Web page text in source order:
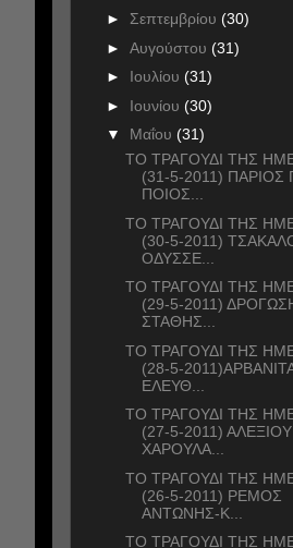
► Σεπτεμβρίου (30)
► Αυγούστου (31)
► Ιουλίου (31)
► Ιουνίου (30)
▼ Μαΐου (31)
ΤΟ ΤΡΑΓΟΥΔΙ ΤΗΣ
(31-5-2011) ΠΑΡΙΟΣ
ΠΟΙΟΣ...
ΤΟ ΤΡΑΓΟΥΔΙ ΤΗΣ
(30-5-2011)
ΟΔΥΣΣΕ...
ΤΟ ΤΡΑΓΟΥΔΙ ΤΗΣ
(29-5-2011)
ΣΤΑΘΗΣ...
ΤΟ ΤΡΑΓΟΥΔΙ ΤΗΣ
(28-5-
ΕΛΕΥΘ...
ΤΟ ΤΡΑΓΟΥΔΙ ΤΗΣ
(27-5-2011) ΑΛΕΞΙΟΥ
ΧΑΡΟΥΛΑ...
ΤΟ ΤΡΑΓΟΥΔΙ ΤΗΣ
(26-5-2011) ΡΕΜΟΣ
ΑΝΤΩΝΗΣ-Κ...
ΤΟ ΤΡΑΓΟΥΔΙ ΤΗΣ